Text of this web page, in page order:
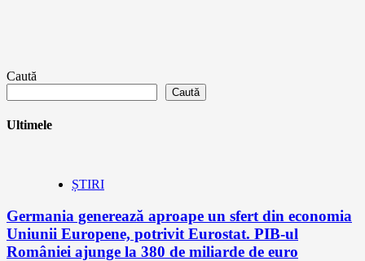
Caută
Caută
Ultimele
ȘTIRI
Germania generează aproape un sfert din economia
Uniunii Europene, potrivit Eurostat. PIB-ul
României ajunge la 380 de miliarde de euro